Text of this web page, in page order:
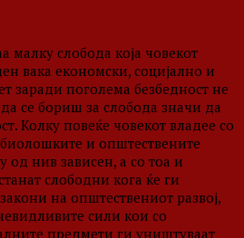
малку слобода која човекот
вака економски, социјално и
заради поголема безбедност не
се бориш за слобода значи да
Колку повеќе човекот владее со
и општествените
од нив зависен, а со тоа и
слободни кога ќе ги
на општествениот развој,
сили кои со
предмети ги уништуваат